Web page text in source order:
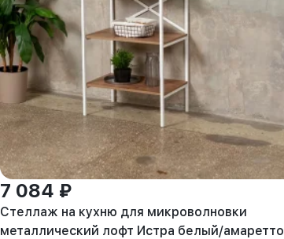
7 084 ₽
Стеллаж на кухню для микроволновки
металлический лофт Истра белый/амаретто